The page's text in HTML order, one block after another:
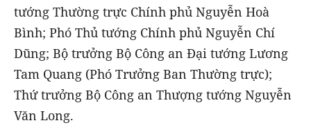
tướng Thường trực Chính phủ Nguyễn Hoà
Bình; Phó Thủ tướng Chính phủ Nguyễn Chí
Dũng; Bộ trưởng Bộ Công an Đại tướng Lương
Tam Quang (Phó Trưởng Ban Thường trực);
Thứ trưởng Bộ Công an Thượng tướng Nguyễn
Văn Long.